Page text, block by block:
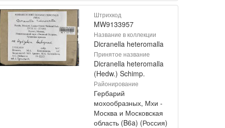
Штрихкод
MW9133957
Название в коллекции
Dicranella heteromalla
Принятое название
Dicranella heteromalla
(Hedw.) Schimp.
Районирование
Гербарий
мохообразных, Мхи -
Москва и Московская
область (B6a) (Россия)